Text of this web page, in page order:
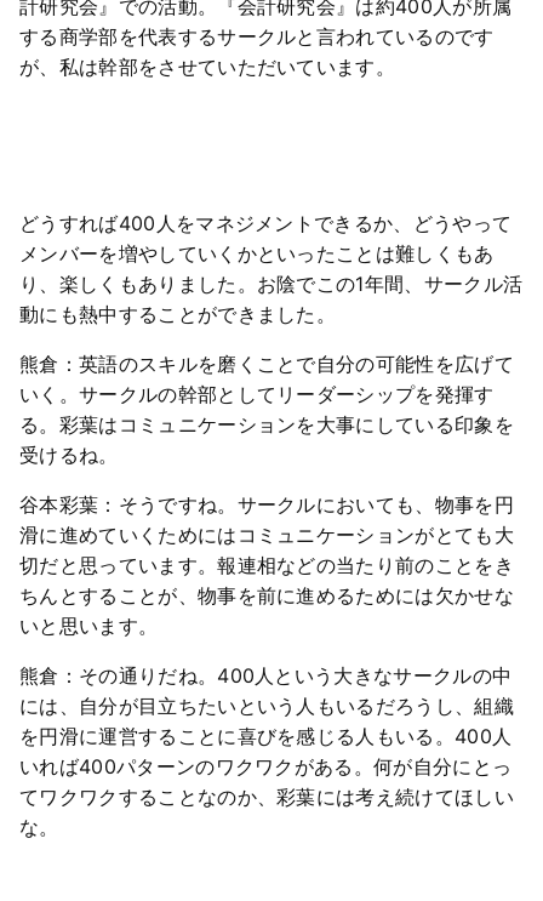
計研究会』での活動。『会計研究会』は約400人が所属
する商学部を代表するサークルと言われているのです
が、私は幹部をさせていただいています。
どうすれば400人をマネジメントできるか、どうやって
メンバーを増やしていくかといったことは難しくもあ
り、楽しくもありました。お陰でこの1年間、サークル活
動にも熱中することができました。
熊倉：英語のスキルを磨くことで自分の可能性を広げて
いく。サークルの幹部としてリーダーシップを発揮す
る。彩葉はコミュニケーションを大事にしている印象を
受けるね。
谷本彩葉：そうですね。サークルにおいても、物事を円
滑に進めていくためにはコミュニケーションがとても大
切だと思っています。報連相などの当たり前のことをき
ちんとすることが、物事を前に進めるためには欠かせな
いと思います。
熊倉：その通りだね。400人という大きなサークルの中
には、自分が目立ちたいという人もいるだろうし、組織
を円滑に運営することに喜びを感じる人もいる。400人
いれば400パターンのワクワクがある。何が自分にとっ
てワクワクすることなのか、彩葉には考え続けてほしい
な。